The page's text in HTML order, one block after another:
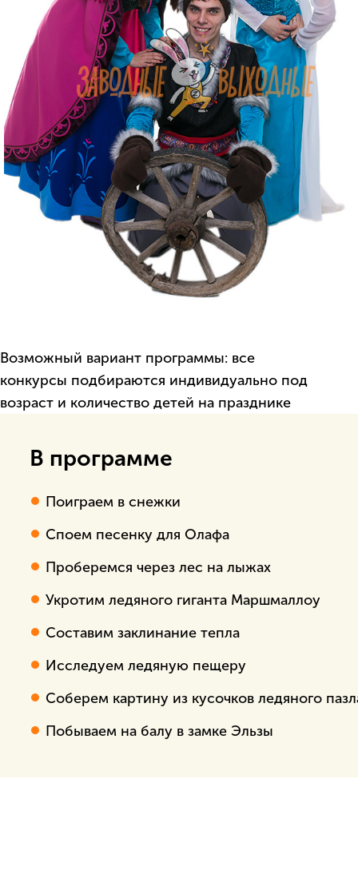
Возможный вариант программы: все
конкурсы подбираются индивидуально под
возраст и количество детей на празднике
В программе
Поиграем в снежки
Споем песенку для Олафа
Проберемся через лес на лыжах
Укротим ледяного гиганта Маршмаллоу
Составим заклинание тепла
Исследуем ледяную пещеру
Соберем картину из кусочков ледяного
Побываем на балу в замке Эльзы